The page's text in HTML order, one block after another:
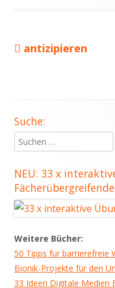
Vorheriger
antizipieren
Haupt-
Seitenleiste
Suche:
Suchen
nach:
NEU: 33 x
Weitere Bücher:
50 Tipps für barrierefreie
Bionik-Projekte für den
33 Ideen Digitale Medien